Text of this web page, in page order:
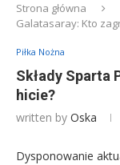
Strona główna
Galatasaray: Kto
Piłka Nożna
Składy Sparta
hicie?
written by Oska
Dysponowanie